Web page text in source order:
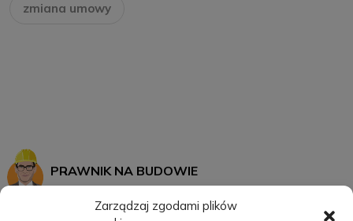
Zarządzaj zgodami plików
zmiana umowy
PRAWNIK NA BUDOWIE